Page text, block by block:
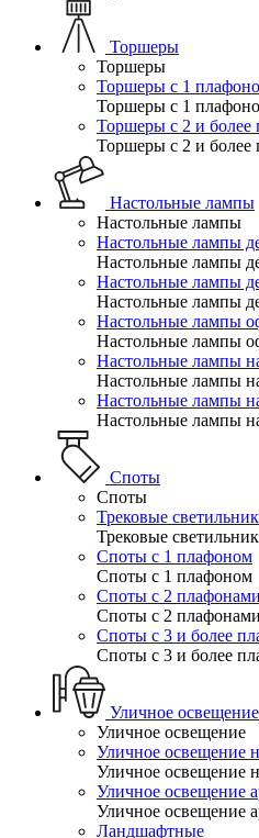
Торшеры
Торшеры
Торшеры с 1
Торшеры с 1
Торшеры с 2 и более
Торшеры с 2 и более
Настольные лампы
Настольные лампы
Настольные лампы
Настольные лампы
Настольные лампы
Настольные лампы
Настольные лампы
Настольные лампы
Настольные лампы
Настольные лампы
Настольные лампы
Настольные лампы
Споты
Споты
Трековые
Трековые
Споты с 1 плафоном
Споты с 1 плафоном
Споты с 2 плафонами
Споты с 2 плафонами
Споты с 3 и более
Споты с 3 и более
Уличное освещение
Уличное освещение
Уличное освещение
Уличное освещение
Уличное освещение
Уличное освещение
Ландшафтные